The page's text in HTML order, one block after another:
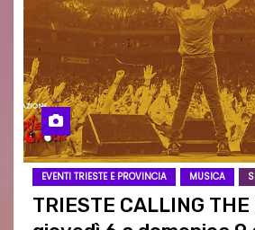
EVENTI TRIESTE E PROVINCIA MUSICA
TRIESTE CALLING THE